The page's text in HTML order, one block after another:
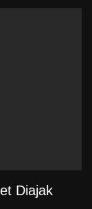
Diajak